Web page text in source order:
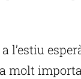
l’estiu
molt